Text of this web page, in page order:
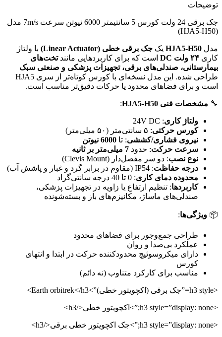
توضیحات
جک برقی 24 ولت کورس 5 سانتیمتر 6000 نیوتن سرعت 7m/s مدل
(HJA5-H50)
مدل HJA5-H50 یک جک برقی خطی (Linear Actuator)
با ولتاژ
کاری ۲۴ ولت DC است که برای کاربردهایی مانندتخت‌های
بیمارستانی، صندلی‌های برقی، تجهیزات پزشکی و صنعتی سبک
طراحی شده. این مدل نسخه‌ای با کورس کوتاه‌تر از سری HJA5
است و برای فضاهای محدود یا حرکات دقیق‌تر مناسب است.
🔧 مشخصات فنی HJA5-H50 :
ولتاژ کاری: 24V DC
کورس حرکتی: ۵ سانتی‌متر (۵۰ میلی‌متر)
نیروی فشاری/کششی: تا 6000 نیوتن
سرعت حرکت: حدود 7 میلی‌متر بر ثانیه
نوع نصب: دو سر مفصل‌دار (Clevis Mount)
درجه حفاظت: IP54 (مقاوم در برابر گرد و غبار و پاشش آب)
محدوده دمای کاری: 0 تا 40 درجه سانتی‌گراد
کاربردها: تنظیم ارتفاع یا زاویه در تجهیزات پزشکی،
صندلی‌های ماساژ، مکانیزم‌های باز و بسته‌شونده
📦 ویژگی‌ها:
طراحی جمع‌وجور برای فضاهای محدود
عملکرد بی‌صدا و روان
دارای میکروسوئیچ محدودکننده حرکت در ابتدا و انتهای
کورس
مناسب برای کارکرد متناوب (نه دائم)
<h3 style=”جک برقی (اکچویتور خطی)”>Earth orbitrek</h3>
<h3 style=”display: none;”>اکچویتور خطی</h3>
<h3 style=”display: none;”>جک اکچویتور خطی برقی</h3>